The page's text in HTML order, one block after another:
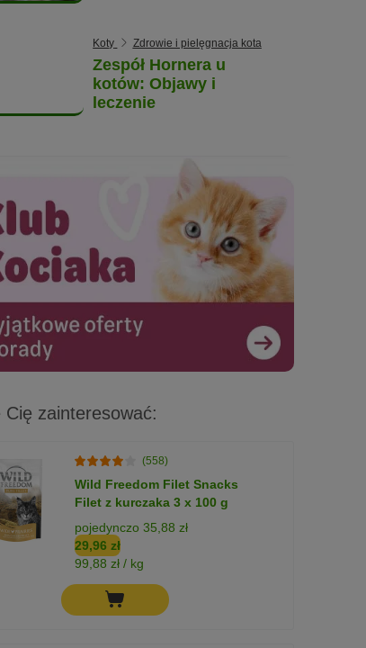
Koty Zdrowie i pielęgnacja kota
Zespół Hornera u
kotów: Objawy i
leczenie
Cię zainteresować:
(558)
Wild Freedom Filet Snacks
Filet z kurczaka 3 x 100 g
pojedynczo 35,88 zł
29,96 zł
99,88 zł / kg